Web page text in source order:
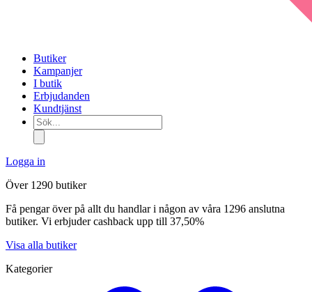
Butiker
Kampanjer
I butik
Erbjudanden
Kundtjänst
Sök...
Logga in
Över 1290 butiker
Få pengar över på allt du handlar i någon av våra 1296 anslutna
butiker. Vi erbjuder cashback upp till 37,50%
Visa alla butiker
Kategorier